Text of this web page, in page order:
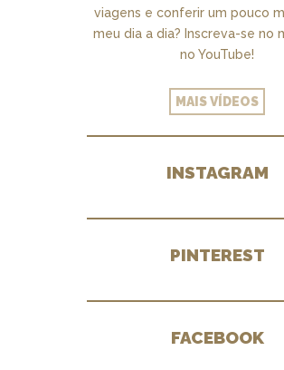
viagens e conferir um pouco
meu dia a dia? Inscreva-se no
no YouTube!
MAIS VÍDEOS
INSTAGRAM
PINTEREST
FACEBOOK